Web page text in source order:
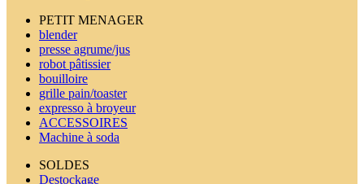
PETIT MENAGER
blender
presse agrume/jus
robot pâtissier
bouilloire
grille pain/toaster
expresso à broyeur
ACCESSOIRES
Machine à soda
SOLDES
Destockage